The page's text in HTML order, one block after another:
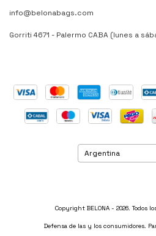
info@belonabags.com
Gorriti 4671 - Palermo CABA (lunes a
Copyright BELONA - 2026. Todos
Defensa de las y los consumidores.